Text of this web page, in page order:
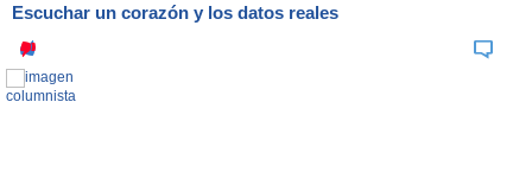
Escuchar un corazón y los datos reales